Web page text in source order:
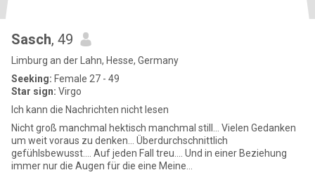
Sasch, 49
Limburg an der Lahn, Hesse, Germany
Seeking: Female 27 - 49
Star sign: Virgo
Ich kann die Nachrichten nicht lesen
Nicht groß manchmal hektisch manchmal still... Vielen Gedanken
um weit voraus zu denken... Überdurchschnittlich
gefühlsbewusst.... Auf jeden Fall treu.... Und in einer Beziehung
immer nur die Augen für die eine Meine...